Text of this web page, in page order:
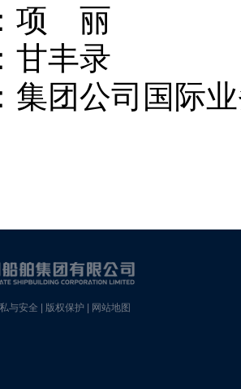
项 丽
甘丰录
团公司国际
与安全 版权保护 网站地图